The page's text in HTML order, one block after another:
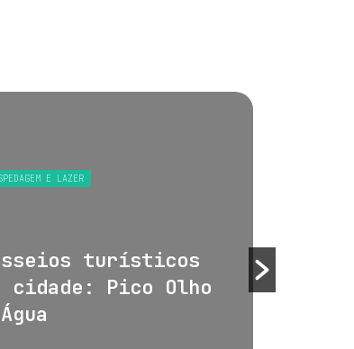
E LAZER
turísticos
cidade: Pico Olho